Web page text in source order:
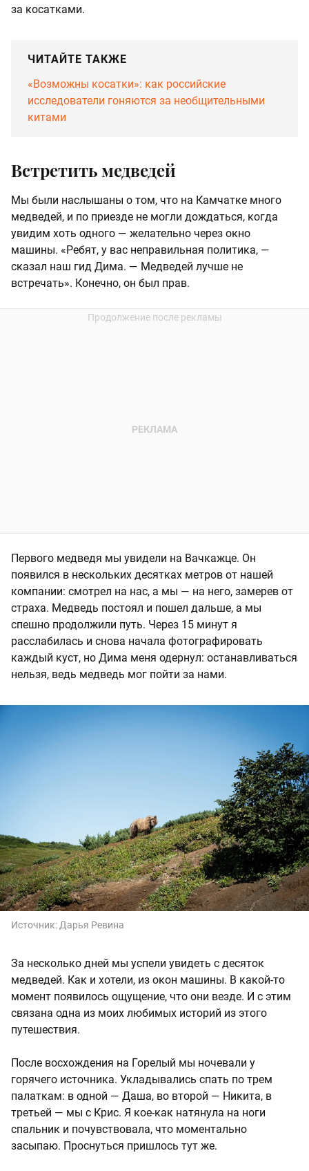
за косатками.
ЧИТАЙТЕ ТАКЖЕ
«Возможны косатки»: как российские
исследователи гоняются за необщительными
китами
Встретить медведей
Мы были наслышаны о том, что на Камчатке много
медведей, и по приезде не могли дождаться, когда
увидим хоть одного — желательно через окно
машины. «Ребят, у вас неправильная политика, —
сказал наш гид Дима. — Медведей лучше не
встречать». Конечно, он был прав.
Первого медведя мы увидели на Вачкажце. Он
появился в нескольких десятках метров от нашей
компании: смотрел на нас, а мы — на него, замерев от
страха. Медведь постоял и пошел дальше, а мы
спешно продолжили путь. Через 15 минут я
расслабилась и снова начала фотографировать
каждый куст, но Дима меня одернул: останавливаться
нельзя, ведь медведь мог пойти за нами.
Источник:Дарья Ревина
За несколько дней мы успели увидеть с десяток
медведей. Как и хотели, из окон машины. В какой-то
момент появилось ощущение, что они везде. И с этим
связана одна из моих любимых историй из этого
путешествия.
После восхождения на Горелый мы ночевали у
горячего источника. Укладывались спать по трем
палаткам: в одной — Даша, во второй — Никита, в
третьей — мы с Крис. Я кое-как натянула на ноги
спальник и почувствовала, что моментально
засыпаю. Проснуться пришлось тут же.